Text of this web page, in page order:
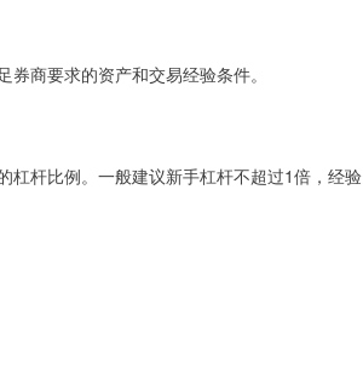
商要求的资产和交易经验条件。
杠杆比例。一般建议新手杠杆不超过1倍，经验